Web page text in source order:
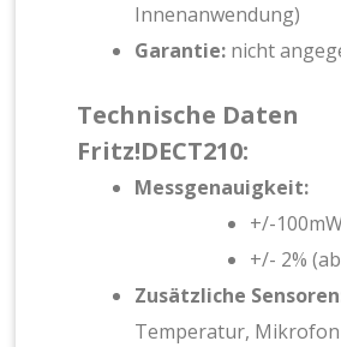
Innenanwendung)
Garantie: nicht
Technische Daten
Fritz!DECT210:
Messgenauigkeit:
+/-
+/- 2%
Zusätzliche
Temperatur, Mikrofon